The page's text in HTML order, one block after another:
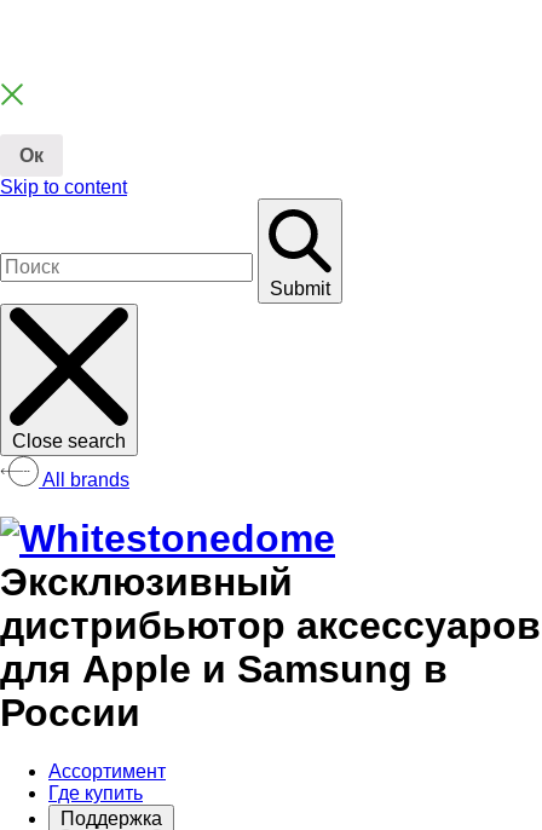
Ок
Skip to content
Submit
Close search
All brands
Эксклюзивный
дистрибьютор аксессуаров
для Apple и Samsung в
России
Ассортимент
Где купить
Поддержка